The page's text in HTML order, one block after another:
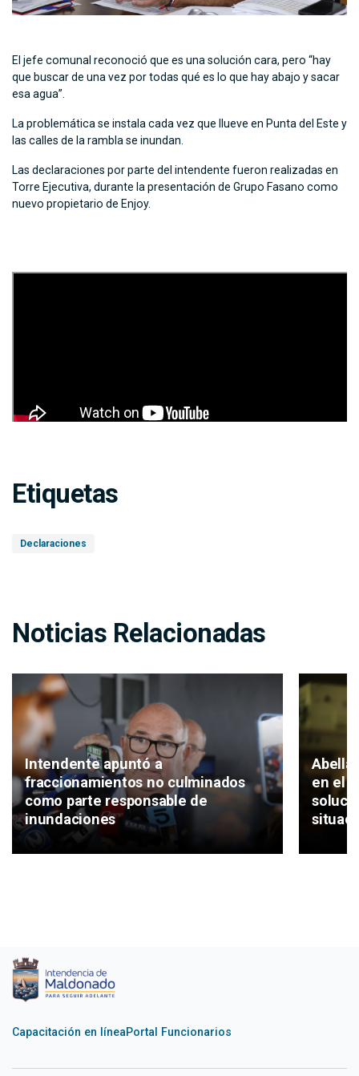
El jefe comunal reconoció que es una solución cara, pero “hay
que buscar de una vez por todas qué es lo que hay abajo y sacar
esa agua”.
La problemática se instala cada vez que llueve en Punta del Este y
las calles de la rambla se inundan.
Las declaraciones por parte del intendente fueron realizadas en
Torre Ejecutiva, durante la presentación de Grupo Fasano como
nuevo propietario de Enjoy.
Etiquetas
Declaraciones
Noticias Relacionadas
Intendente apuntó a
fraccionamientos no culminados
como parte responsable de
inundaciones
Abella
en el
Capacitación en líneaPortal Funcionarios